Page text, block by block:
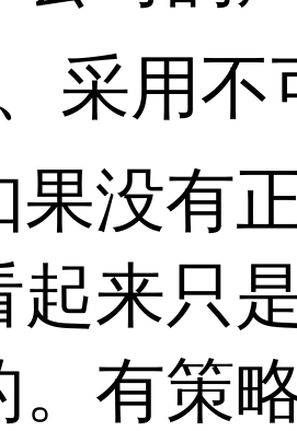
用不
有正
起来只
。有策